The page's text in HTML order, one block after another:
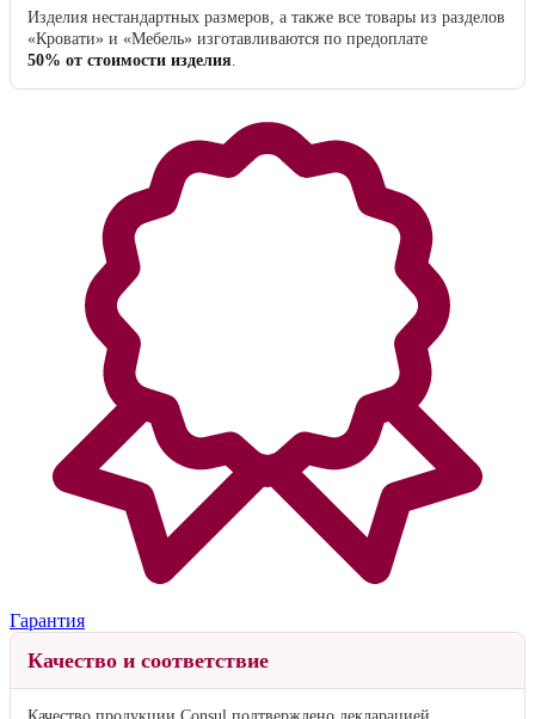
Изделия нестандартных размеров, а также все товары из разделов
«Кровати» и «Мебель» изготавливаются по предоплате
50% от стоимости изделия
Гарантия
Качество и соответствие